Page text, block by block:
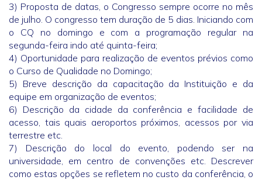
3) Proposta de datas, o Congresso sempre ocorre no mês
de julho. O congresso tem duração de 5 dias. Iniciando com
o CQ no domingo e com a programação regular na
segunda-feira indo até quinta-feira;
4) Oportunidade para realização de eventos prévios como
o Curso de Qualidade no Domingo;
5) Breve descrição da capacitação da Instituição e da
equipe em organização de eventos;
6) Descrição da cidade da conferência e facilidade de
acesso, tais quais aeroportos próximos, acessos por via
terrestre etc.
7) Descrição do local do evento, podendo ser na
universidade, em centro de convenções etc. Descrever
como estas opções se refletem no custo da conferência, o